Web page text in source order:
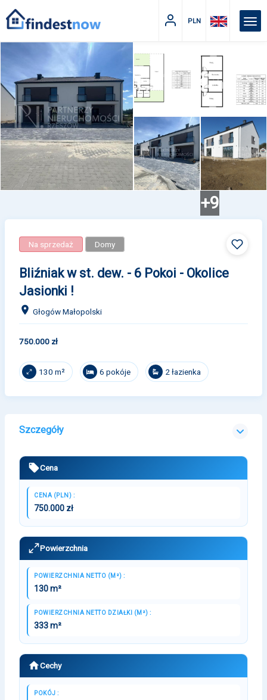
PLN
+9
Na sprzedaż Domy
Bliźniak w st. dew. - 6 Pokoi - Okolice
Jasionki !
Głogów Małopolski
750.000 zł
130 m² 6 pokóje 2 łazienka
Szczegóły
Cena
CENA (PLN) :
750.000 zł
Powierzchnia
POWIERZCHNIA NETTO (M²) :
130 m²
POWIERZCHNIA NETTO DZIAŁKI (M²) :
333 m²
Cechy
POKÓJ :